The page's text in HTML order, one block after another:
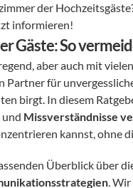
der
informieren!
Gäste: So
Partner für
birgt. In diesem
Missverständnisse
kannst, ohne
Überblick über
.